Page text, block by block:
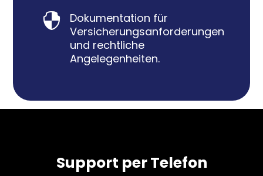

Dokumentation für
Versicherungsanforderungen
und rechtliche
Angelegenheiten.
Support per Telefon